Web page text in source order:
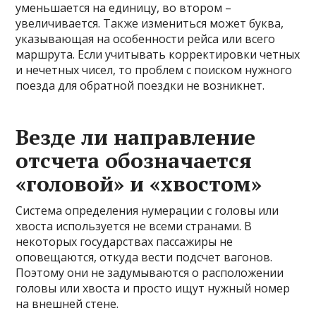
уменьшается на единицу, во втором –
увеличивается. Также измениться может буква,
указывающая на особенности рейса или всего
маршрута. Если учитывать корректировки четных
и нечетных чисел, то проблем с поиском нужного
поезда для обратной поездки не возникнет.
Везде ли направление
отсчета обозначается
«головой» и «хвостом»
Система определения нумерации с головы или
хвоста используется не всеми странами. В
некоторых государствах пассажиры не
оповещаются, откуда вести подсчет вагонов.
Поэтому они не задумываются о расположении
головы или хвоста и просто ищут нужный номер
на внешней стене.